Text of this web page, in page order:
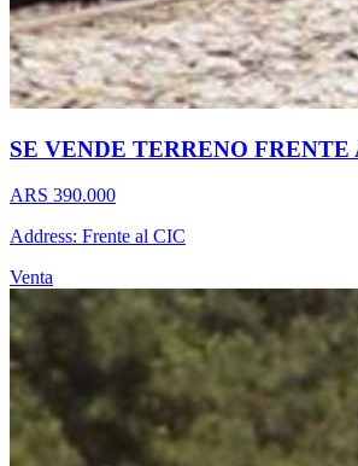
SE VENDE TERRENO FRENTE
ARS 390.000
Address: Frente al CIC
Venta